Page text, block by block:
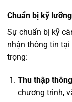
Chuẩn bị kỹ
Sự chuẩn bị kỹ
nhận thông tin
trọng:
Thu thập
chương trình,